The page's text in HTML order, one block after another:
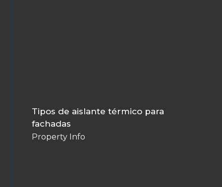
Tipos de aislante térmico para
fachadas
Property Info